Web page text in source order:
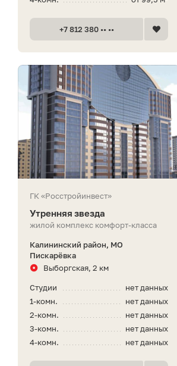
+7 812 380 •• ••
ГК «Росстройинвест»
Утренняя звезда
жилой комплекс комфорт-класса
Калининский район, МО
Пискарёвка
Выборгская, 2 км
нет данных
Студии
нет данных
1-комн.
нет данных
2-комн.
нет данных
3-комн.
нет данных
4-комн.